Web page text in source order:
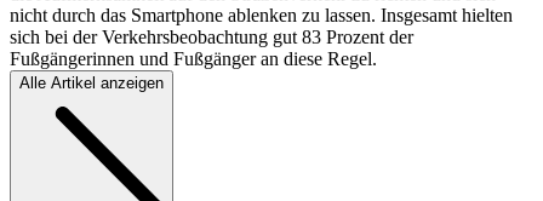
nicht durch das Smartphone ablenken zu lassen. Insgesamt hielten
sich bei der Verkehrsbeobachtung gut 83 Prozent der
Fußgängerinnen und Fußgänger an diese Regel.
Alle Artikel anzeigen